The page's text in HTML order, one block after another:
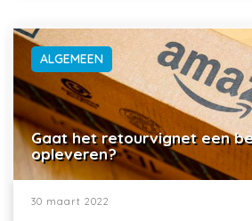
ALGEMEEN
Gaat het retourvignet een
opleveren?
30 maart 2022